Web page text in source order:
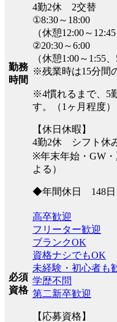
勤務
時間
4勤2休 2交替
①8:30～18:00
（休憩12:00～
②20:30～6:00
（休憩1:00～1:55
※残業時は15分間
※4慣れるまで、5
す。（1ヶ月程度）
【休日休暇】
4勤2休 シフト休
※年末年始・GW
よる）
◆年間休日 148日
必須
資格
高卒歓迎
フリーター歓迎
ブランクOK
資格ナシでもOK
未経験・初心者も
学歴不問
第二新卒歓迎
【応募資格】